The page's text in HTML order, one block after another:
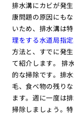
排水溝にカビが発
康問題の原因にも
いため、排水溝は
理をする水道局指
方法と、すでに発
て紹介します。 排
的な掃除です。排
毛、食べ物の残り
ます。週に一度は
掃除しましょう。